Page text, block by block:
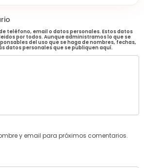
teléfono, email o datos personales. Estos datos
por todos. Aunque administramos lo que se
del uso que se haga de nombres, fechas,
datos personales que se publiquen aquí.
y email para próximos comentarios.